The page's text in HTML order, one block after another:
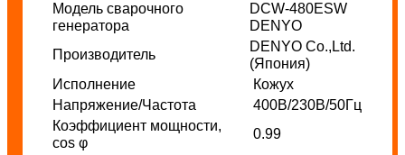
Модель сварочного
генератора
DCW-480ESW
DENYO
Производитель
DENYO Co.,Ltd.
(Япония)
Исполнение
Кожух
Напряжение/Частота
400В/230В/50Гц
Коэффициент мощности,
cos φ
0.99